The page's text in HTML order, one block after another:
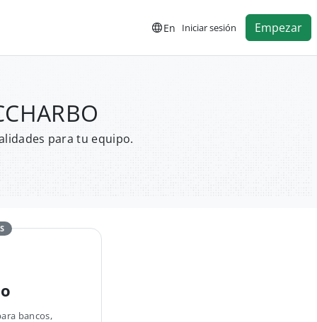
En Iniciar sesión Empezar
para tu equipo.
bancos,